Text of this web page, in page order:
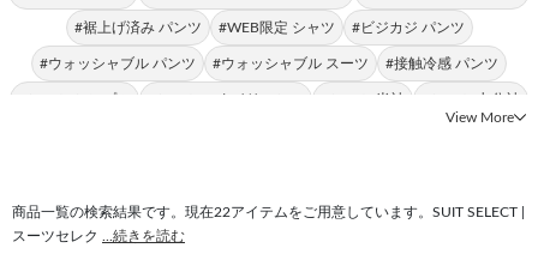
#裾上げ済み パンツ #WEB限定 シャツ #ビジカジ パンツ
#ウォッシャブル パンツ #ウォッシャブル スーツ #接触冷感 パンツ
#シャツ シンプル #シャツ スタイリッシュ #シャツ 半袖 #シャツ 七分袖
#スーツ メンズ
View More
商品一覧の検索結果です。現在22アイテムをご用意しています。SUIT SELECT |
スーツセレク
...続きを読む